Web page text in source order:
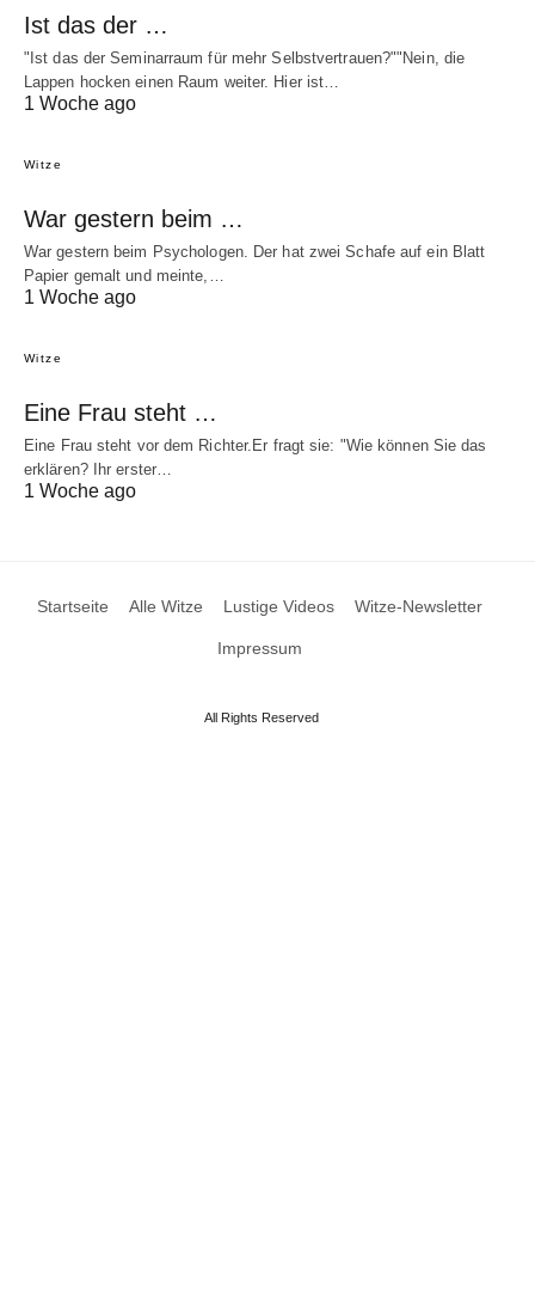
Ist das der …
"Ist das der Seminarraum für mehr Selbstvertrauen?""Nein, die
Lappen hocken einen Raum weiter. Hier ist…
1 Woche ago
Witze
War gestern beim …
War gestern beim Psychologen. Der hat zwei Schafe auf ein Blatt
Papier gemalt und meinte,…
1 Woche ago
Witze
Eine Frau steht …
Eine Frau steht vor dem Richter.Er fragt sie: "Wie können Sie das
erklären? Ihr erster…
1 Woche ago
Startseite Alle Witze Lustige Videos Witze-Newsletter
Impressum
All Rights Reserved